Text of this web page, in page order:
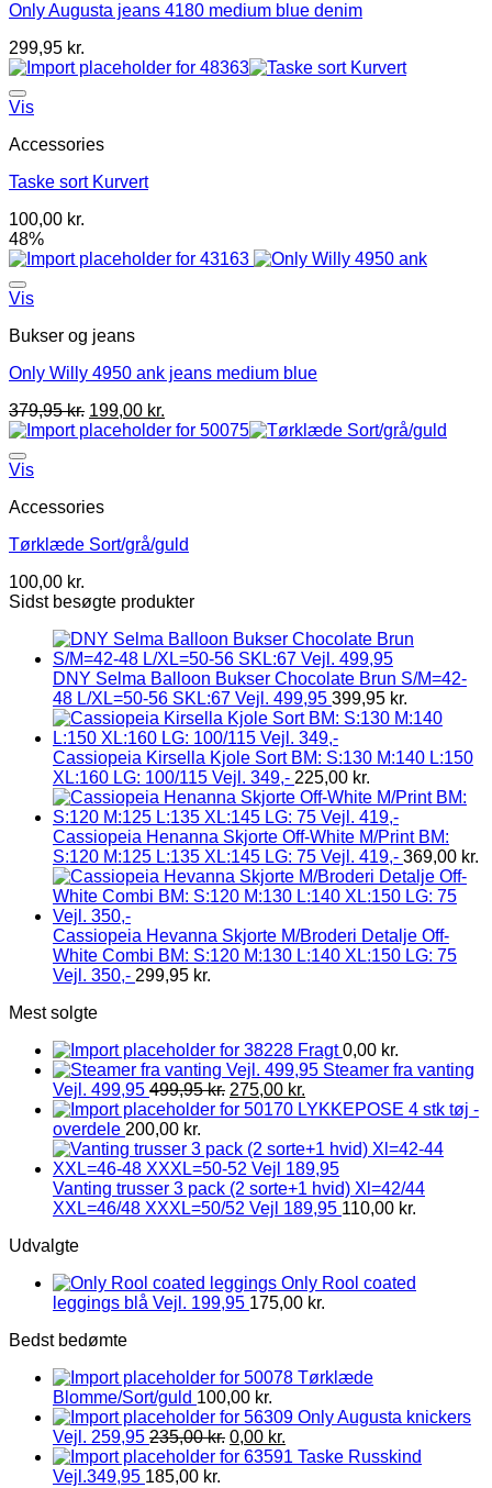
Only Augusta jeans 4180 medium blue denim
299,95 kr.
Vis
Accessories
Taske sort Kurvert
100,00 kr.
48%
Vis
Bukser og jeans
Only Willy 4950 ank jeans medium blue
379,95kr. 199,00 kr.
Vis
Accessories
Tørklæde Sort/grå/guld
100,00 kr.
Sidst besøgte produkter
DNY Selma Balloon Bukser Chocolate Brun S/M=42-
48 L/XL=50-56 SKL:67 Vejl. 499,95 399,95 kr.
Cassiopeia Kirsella Kjole Sort BM: S:130 M:140 L:150
XL:160 LG: 100/115 Vejl. 349,- 225,00 kr.
Cassiopeia Henanna Skjorte Off-White M/Print BM:
S:120 M:125 L:135 XL:145 LG: 75 Vejl. 419,- 369,00 kr.
Cassiopeia Hevanna Skjorte M/Broderi Detalje Off-
White Combi BM: S:120 M:130 L:140 XL:150 LG: 75
Vejl. 350,- 299,95 kr.
Mest solgte
Fragt 0,00 kr.
Steamer fra vanting
Vejl. 499,95 499,95kr. 275,00 kr.
LYKKEPOSE 4 stk tøj -
overdele 200,00 kr.
Vanting trusser 3 pack (2 sorte+1 hvid) Xl=42/44
XXL=46/48 XXXL=50/52 Vejl 189,95 110,00 kr.
Udvalgte
Only Rool coated
leggings blå Vejl. 199,95 175,00 kr.
Bedst bedømte
Tørklæde
Blomme/Sort/guld 100,00 kr.
Only Augusta knickers
Vejl. 259,95 235,00kr. 0,00 kr.
Taske Russkind
Vejl.349,95 185,00 kr.